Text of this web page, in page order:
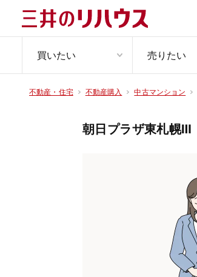
買いたい 売りたい
不動産・住宅 不動産購入 中古マンション
朝日プラザ東札幌Ⅲ